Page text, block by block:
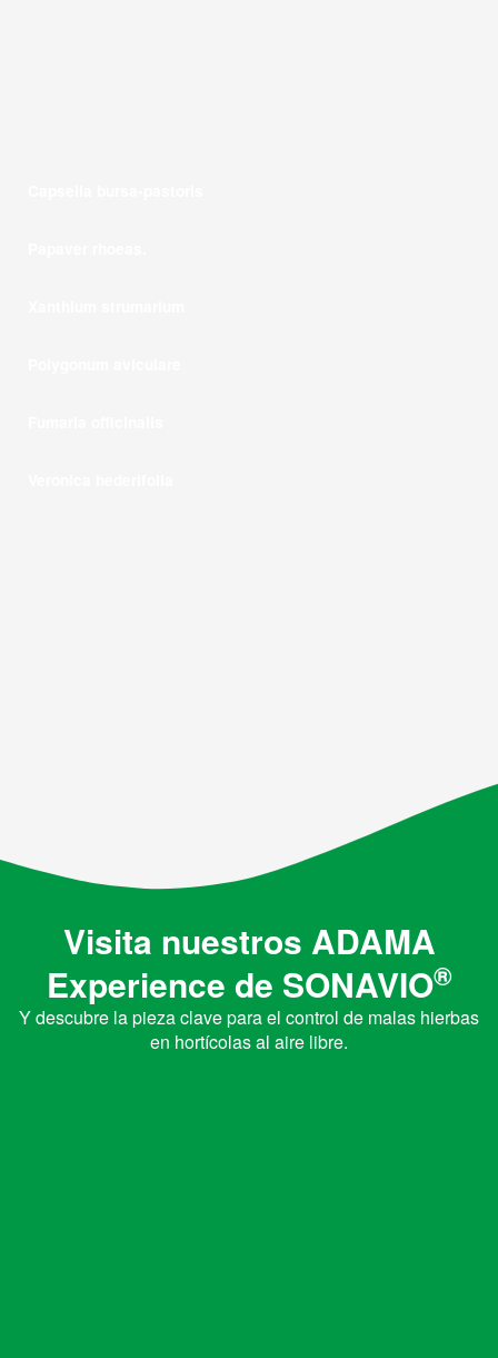
Visita nuestros ADAMA
Experience de SONAVIO®
Y descubre la pieza clave para el control de malas hierbas
en hortícolas al aire libre.